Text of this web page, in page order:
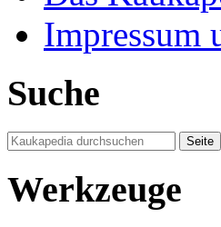
Impressum
Suche
Werkzeuge